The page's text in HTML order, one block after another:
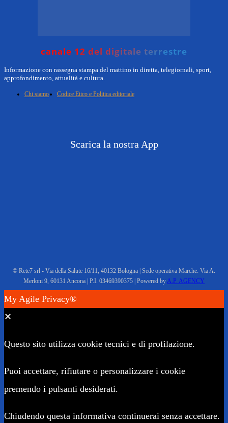
canale 12 del digitale terrestre
Informazione con rassegna stampa del mattino in diretta, telegiornali, sport,
approfondimento, attualità e cultura.
Chi siamo Codice Etico e Politica editoriale
Scarica la nostra App
© Rete7 srl - Via della Salute 16/11, 40132 Bologna | Sede operativa Marche: Via A.
Merloni 9, 60131 Ancona | P.I. 03469390375 | Powered byA.P. AGENCY
My Agile Privacy®
✕
Questo sito utilizza cookie tecnici e di profilazione.
Puoi accettare, rifiutare o personalizzare i cookie
premendo i pulsanti desiderati.
Chiudendo questa informativa continuerai senza accettare.